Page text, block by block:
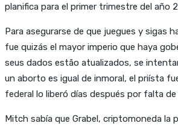
planifica para el primer trimestre del año
Para asegurarse de que juegues y sigas
fue quizás el mayor imperio que haya
seus dados estão atualizados, se
un aborto es igual de inmoral, el priísta
federal lo liberó días después por falta
Mitch sabía que Grabel, criptomoneda la